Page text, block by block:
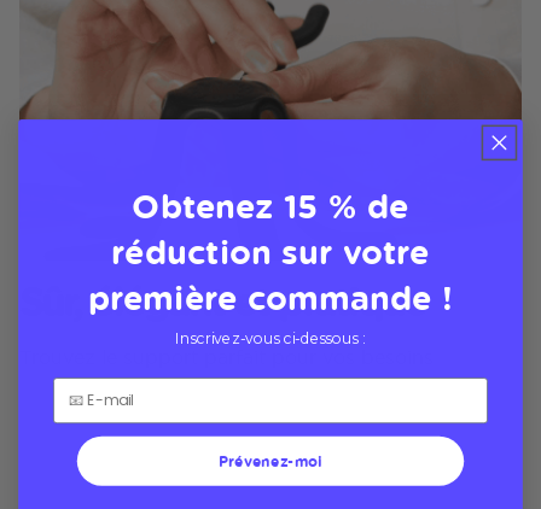
Sûr, élégant et pratique
Obtenez 15 % de
réduction sur votre
première commande !
Inscrivez-vous ci-dessous :
Prévenez-moi